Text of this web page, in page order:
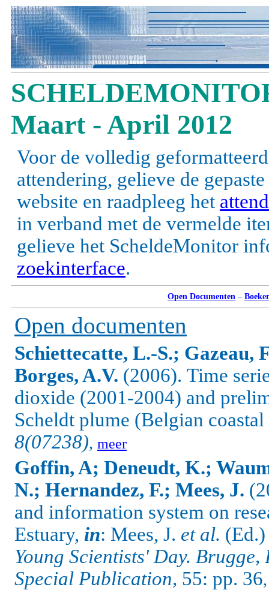
Maart - April 2012
Voor de volledig
attendering, gelieve de
website en raadpleeg het
in verband met de vermelde
gelieve het ScheldeMonitor
zoekinterface.
Open Documenten –
Open documenten
Schiettecatte, L.-S.; Gazeau,
Borges, A.V. (2006). Time
dioxide (2001-2004) and
Scheldt plume (Belgian
8(07238), meer
Goffin, A; Deneudt, K.;
N.; Hernandez, F.; Mees, J.
and information system on
Estuary, in: Mees, J. et al.
Young Scientists' Day.
Special Publication, 55: pp. 36